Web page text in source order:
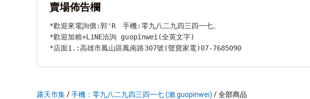
賣場佈告欄
*歡迎來電詢價:郭'R　手機:零九八二九四三四一七。
*歡迎加賴+L1NE洽詢 guopinwei(全英文字)
*店面1.:高雄市鳳山區鳳南路307號(聲寶家電)07-7685090
*營業時間:AM 10:00~PM 20:00 周日固定休息
*直購價皆為現金價，刷卡＋２.５％
露天市集/手機：零九八二九四三四一七 (瀨:guopinwei) /全部商品